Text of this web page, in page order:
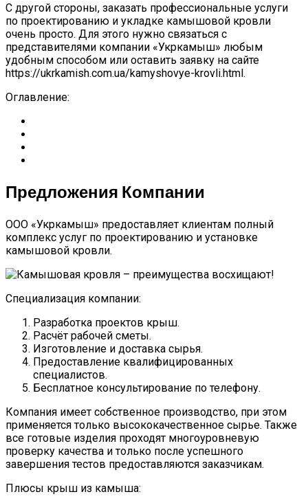
С другой стороны, заказать профессиональные услуги
по проектированию и укладке камышовой кровли
очень просто. Для этого нужно связаться с
представителями компании «Укркамыш» любым
удобным способом или оставить заявку на сайте
https://ukrkamish.com.ua/kamyshovye-krovli.html.
Оглавление:
Предложения Компании
ООО «Укркамыш» предоставляет клиентам полный
комплекс услуг по проектированию и установке
камышовой кровли.
Специализация компании:
Разработка проектов крыш.
Расчёт рабочей сметы.
Изготовление и доставка сырья.
Предоставление квалифицированных
специалистов.
Бесплатное консультирование по телефону.
Компания имеет собственное производство, при этом
применяется только высококачественное сырье. Также
все готовые изделия проходят многоуровневую
проверку качества и только после успешного
завершения тестов предоставляются заказчикам.
Плюсы крыш из камыша: